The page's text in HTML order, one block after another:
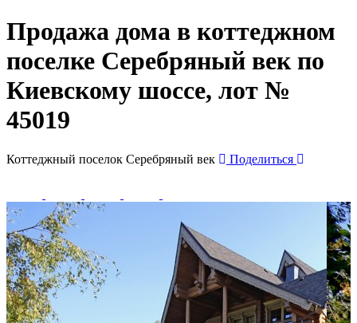
Продажа дома в коттеджном
поселке Серебряный век по
Киевскому шоссе, лот №
45019
Коттеджный поселок Серебряный век Поделиться